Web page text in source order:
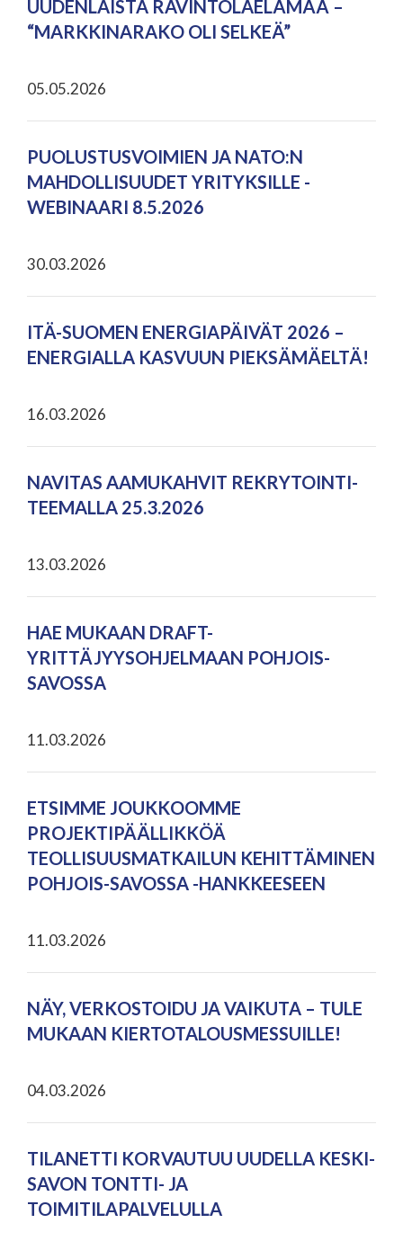
UUDENLAISTA RAVINTOLAELÄMÄÄ –
“MARKKINARAKO OLI SELKEÄ”
05.05.2026
PUOLUSTUSVOIMIEN JA NATO:N
MAHDOLLISUUDET YRITYKSILLE -
WEBINAARI 8.5.2026
30.03.2026
ITÄ-SUOMEN ENERGIAPÄIVÄT 2026 –
ENERGIALLA KASVUUN PIEKSÄMÄELTÄ!
16.03.2026
NAVITAS AAMUKAHVIT REKRYTOINTI-
TEEMALLA 25.3.2026
13.03.2026
HAE MUKAAN DRAFT-
YRITTÄJYYSOHJELMAAN POHJOIS-
SAVOSSA
11.03.2026
ETSIMME JOUKKOOMME
PROJEKTIPÄÄLLIKKÖÄ
TEOLLISUUSMATKAILUN KEHITTÄMINEN
POHJOIS-SAVOSSA -HANKKEESEEN
11.03.2026
NÄY, VERKOSTOIDU JA VAIKUTA – TULE
MUKAAN KIERTOTALOUSMESSUILLE!
04.03.2026
TILANETTI KORVAUTUU UUDELLA KESKI-
SAVON TONTTI- JA
TOIMITILAPALVELULLA